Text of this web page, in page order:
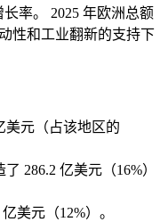
率。 2025 年欧洲总额
性和工业翻新的支持下
美元（占该地区的
286.2 亿美元（16%）
美元（12%）。